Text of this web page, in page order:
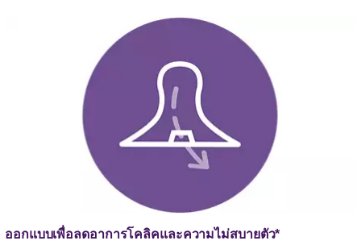
ออกแบบเพื่อลดอาการโคลิคและความไม่สบายตัว*